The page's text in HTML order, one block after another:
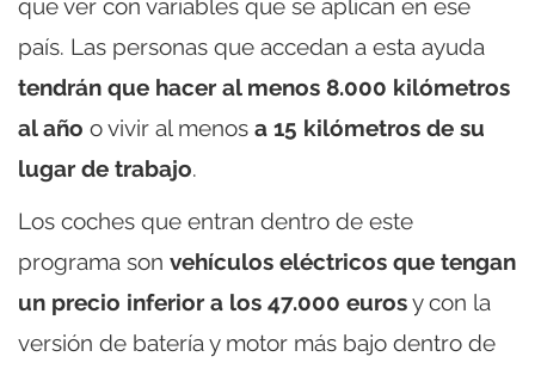
que ver con variables que se aplican en ese
país. Las personas que accedan a esta ayuda
tendrán que hacer al menos 8.000 kilómetros
al año o vivir al menos a 15 kilómetros de su
lugar de trabajo.
Los coches que entran dentro de este
programa son vehículos eléctricos que tengan
un precio inferior a los 47.000 eurosy con la
versión de batería y motor más bajo dentro de